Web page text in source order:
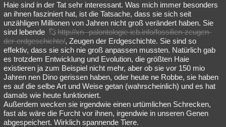
Haie sind in der Tat sehr interessant. Was mich immer besonders
an ihnen fasziniert hat, ist die Tatsache, dass sie sich seit
unzähligen Millionen von Jahren nicht groß verändert haben. Sie
sind lebende
http://xn--palontologie-icb.info/fossilien-zeugen-
der-erdgeschichte/, Zeugen der Erdgeschichte. Sie sind so
effektiv, dass sie sich nie groß anpassen mussten. Natürlich gab
es trotzdem Entwicklung und Evolution, die größten Haie
existieren ja zum Beispiel nicht mehr, aber ob sie vor 150 mio
Jahren nen Dino gerissen haben, oder heute ne Robbe, sie haben
es auf die selbe Art und Weise getan (wahrscheinlich) und es hat
damals wie heute funktioniert.
Außerdem wecken sie irgendwie einen urtümlichen Schrecken,
fast als wäre die Furcht vor ihnen, irgendwie in unseren Genen
abgespeichert. Wirklich spannende Tiere.